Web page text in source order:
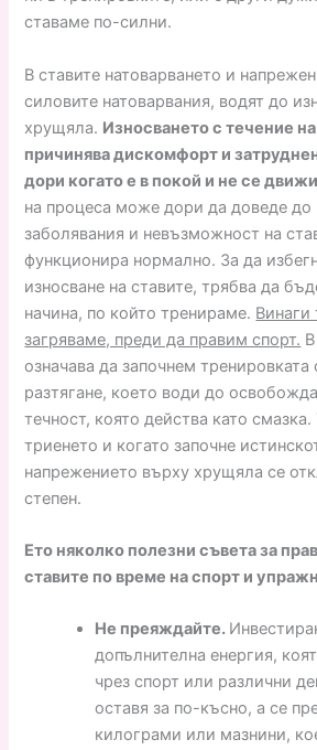
ставаме по-силни.
В ставите натоварването и
силовите натоварвания, водят до
хрущяла. Износването с течение
причинява дискомфорт и
дори когато е в покой и не се движи
на процеса може дори да доведе до
заболявания и невъзможност на
функционира нормално. За да
износване на ставите, трябва да
начина, по който тренираме. Винаги
загряваме, преди да правим спорт.
означава да започнем
разтягане, което води до
течност, която действа като
триенето и когато започне
напрежението върху хрущяла се
степен.
Ето няколко полезни съвета за
ставите по време на спорт и
Не преяждайте.
допълнителна енергия,
чрез спорт или различни
оставя за по-късно, а се
килограми или мазнини,